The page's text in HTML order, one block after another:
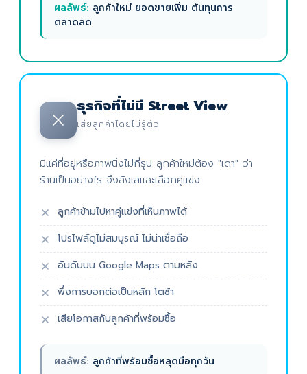
ผลลัพธ์: ลูกค้าใหม่ ยอดขายเพิ่ม ต้นทุนการ
ตลาดลด
ธุรกิจที่ไม่มี Street View
เสียลูกค้าโดยไม่รู้ตัว
มีแค่ที่อยู่หรือภาพนิ่งไม่กี่รูป ลูกค้าใหม่ต้อง "เดา" ว่า
ร้านเป็นอย่างไร จึงลังเลและเลือกคู่แข่ง
ลูกค้าข้ามไปหาคู่แข่งที่เห็นภาพได้
โปรไฟล์ดูไม่สมบูรณ์ ไม่น่าเชื่อถือ
อันดับบน Google Maps ตามหลัง
พึ่งการบอกต่อเป็นหลัก โตช้า
เสียโอกาสกับลูกค้าที่พร้อมซื้อ
ผลลัพธ์: ลูกค้าที่พร้อมซื้อหลุดมือทุกวัน